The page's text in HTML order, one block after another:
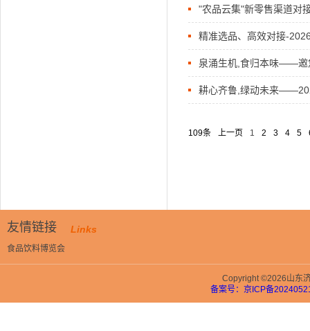
举办
​"农品云集"新零售渠道对
精准选品、高效对接-
泉涌生机,食归本味——邀
耕心齐鲁,绿动未来
109条 上一页 1 2 3 4 5
友情链接 Links
食品饮料博览会
Copyright ©2026山东
备案号：京ICP备